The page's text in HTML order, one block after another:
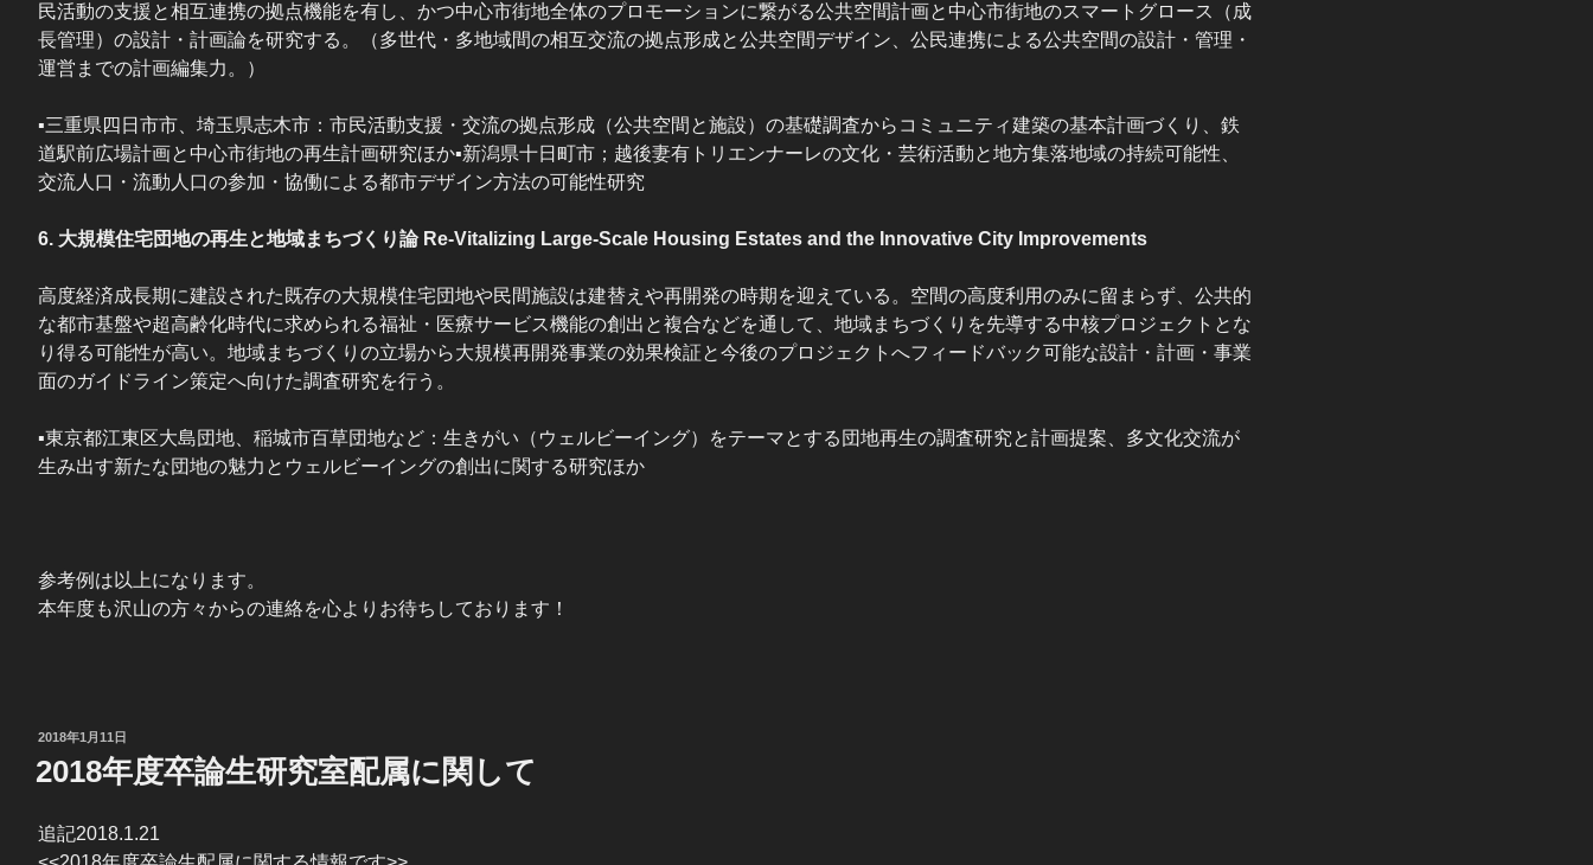
民活動の支援と相互連携の拠点機能を有し、かつ中心市街地全体のプロモーションに繋がる公共空間計画と中心市街地のスマートグロース（成
長管理）の設計・計画論を研究する。（多世代・多地域間の相互交流の拠点形成と公共空間デザイン、公民連携による公共空間の設計・管理・
運営までの計画編集力。）
▪三重県四日市市、埼玉県志木市：市民活動支援・交流の拠点形成（公共空間と施設）の基礎調査からコミュニティ建築の基本計画づくり、鉄
道駅前広場計画と中心市街地の再生計画研究ほか▪新潟県十日町市；越後妻有トリエンナーレの文化・芸術活動と地方集落地域の持続可能性、
交流人口・流動人口の参加・協働による都市デザイン方法の可能性研究
6. 大規模住宅団地の再生と地域まちづくり論 Re-Vitalizing Large-Scale Housing Estates and the Innovative City Improvements
高度経済成長期に建設された既存の大規模住宅団地や民間施設は建替えや再開発の時期を迎えている。空間の高度利用のみに留まらず、公共的
な都市基盤や超高齢化時代に求められる福祉・医療サービス機能の創出と複合などを通して、地域まちづくりを先導する中核プロジェクトとな
り得る可能性が高い。地域まちづくりの立場から大規模再開発事業の効果検証と今後のプロジェクトへフィードバック可能な設計・計画・事業
面のガイドライン策定へ向けた調査研究を行う。
▪東京都江東区大島団地、稲城市百草団地など：生きがい（ウェルビーイング）をテーマとする団地再生の調査研究と計画提案、多文化交流が
生み出す新たな団地の魅力とウェルビーイングの創出に関する研究ほか
参考例は以上になります。
本年度も沢山の方々からの連絡を心よりお待ちしております！
投
日:
2018年1月11日
2018年度卒論生研究室配属に関して
追記2018.1.21